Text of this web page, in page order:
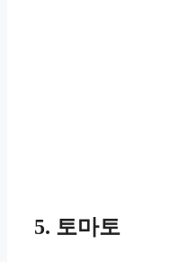
5. 토마토